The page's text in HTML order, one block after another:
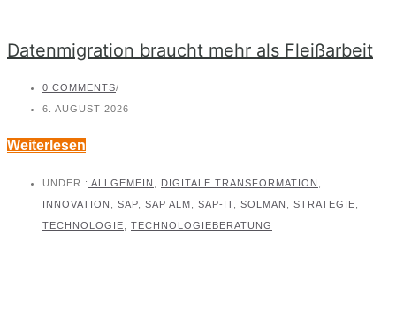
Datenmigration braucht mehr als Fleißarbeit
0 COMMENTS/
6. AUGUST 2026
Weiterlesen
UNDER : ALLGEMEIN DIGITALE TRANSFORMATION
INNOVATION
SAP SAP ALM SAP-IT SOLMAN STRATEGIE
TECHNOLOGIE
TECHNOLOGIEBERATUNG